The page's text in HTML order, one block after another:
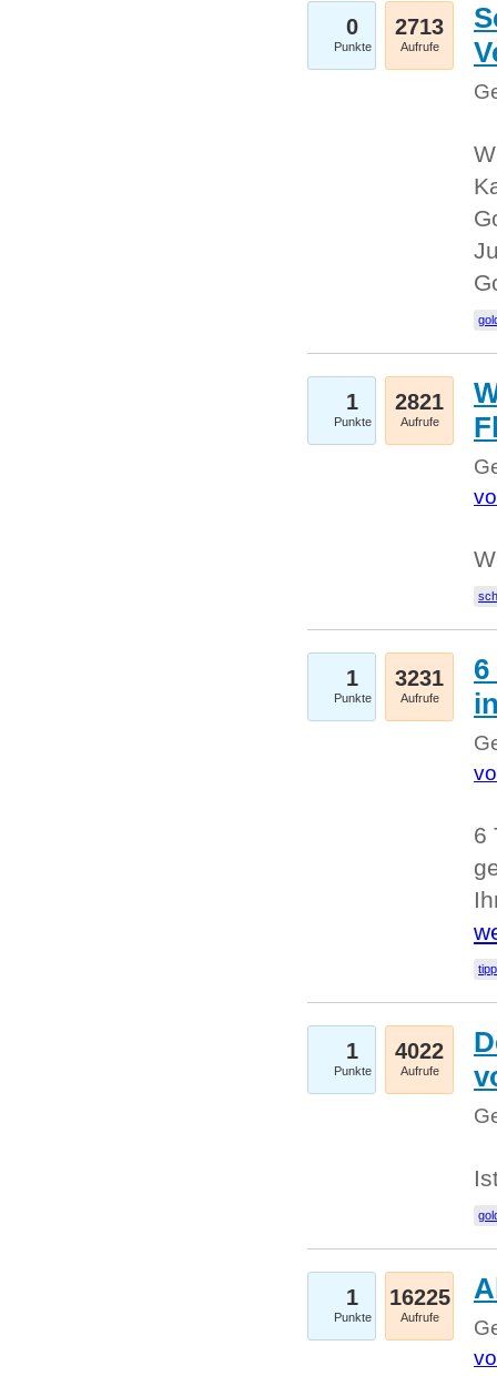
0
Punkte
2713
Aufrufe
1
Punkte
2821
Aufrufe
1
Punkte
3231
Aufrufe
6
1
Punkte
4022
Aufrufe
1
Punkte
16225
Aufrufe